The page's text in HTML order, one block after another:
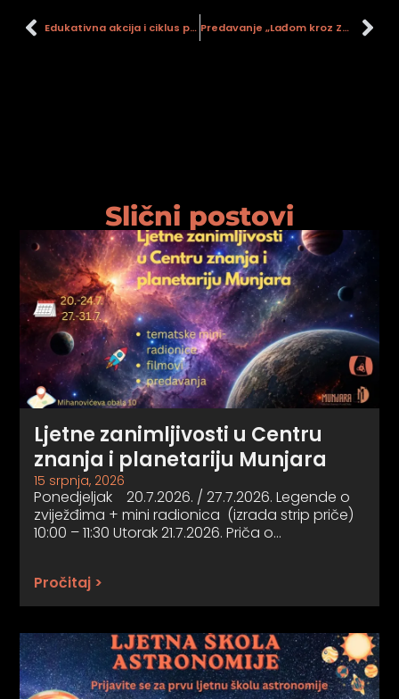
Edukativna akcija i ciklus predavanja “Šikljom kroz povijest grada” Predavanje „Lađom kroz Zyzek“
Slični postovi
Ljetne zanimljivosti u Centru
znanja i planetariju Munjara
15 srpnja, 2026
Ponedjeljak 20.7.2026. / 27.7.2026. Legende o
zviježđima + mini radionica (izrada strip priče)
10:00 – 11:30 Utorak 21.7.2026. Priča o…
Pročitaj >